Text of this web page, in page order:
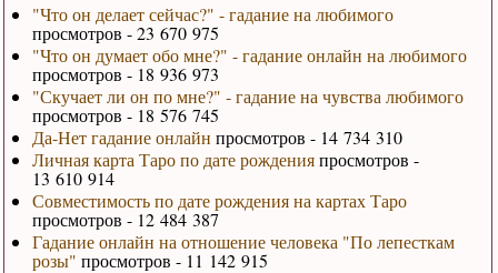
"Что он делает сейчас?" - гадание на любимого
просмотров - 23 670 975
"Что он думает обо мне?" - гадание онлайн на любимого
просмотров - 18 936 973
"Скучает ли он по мне?" - гадание на чувства любимого
просмотров - 18 576 745
Да-Нет гадание онлайн просмотров - 14 734 310
Личная карта Таро по дате рожденияпросмотров -
13 610 914
Совместимость по дате рождения на картах Таро
просмотров - 12 484 387
Гадание онлайн на отношение человека "По лепесткам
розы" просмотров - 11 142 915